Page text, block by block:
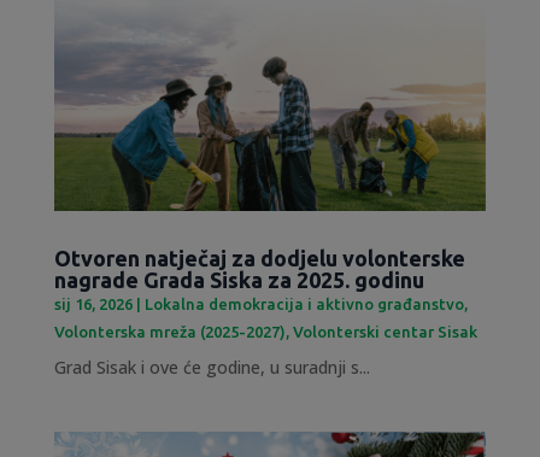
Otvoren natječaj za dodjelu volonterske
nagrade Grada Siska za 2025. godinu
sij 16, 2026| Lokalna demokracija i aktivno građanstvo,
Volonterska mreža (2025-2027), Volonterski centar Sisak
Grad Sisak i ove će godine, u suradnji s...